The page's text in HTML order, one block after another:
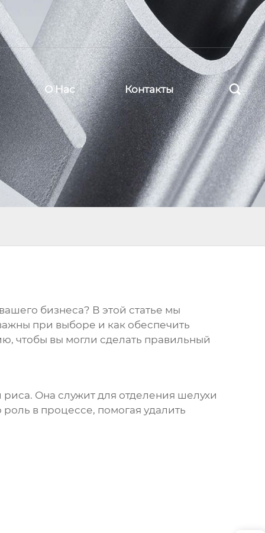
О Нас Контакты 
бизнеса? В этой статье мы
при выборе и как обеспечить
чтобы вы могли сделать правильный
Она служит для отделения шелухи
роль в процессе, помогая удалить